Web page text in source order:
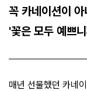
꼭 카네이션이
'꽃은 모두 예쁘
매년 선물했던 카네